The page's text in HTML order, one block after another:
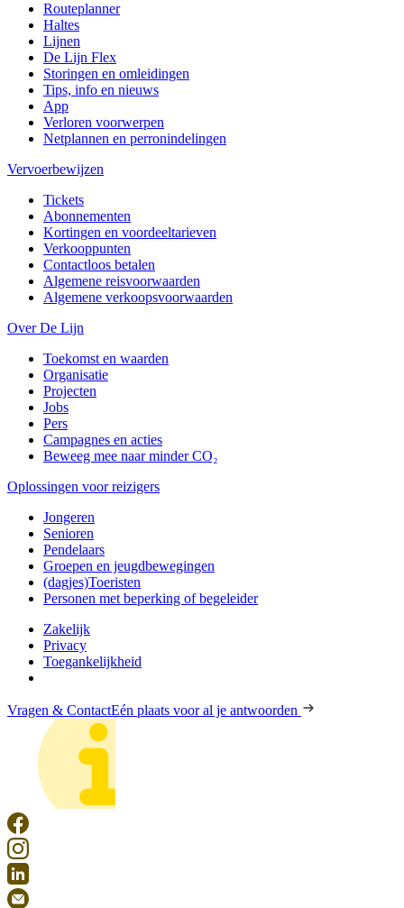
Routeplanner
Haltes
Lijnen
De Lijn Flex
Storingen en omleidingen
Tips, info en nieuws
App
Verloren voorwerpen
Netplannen en perronindelingen
Vervoerbewijzen
Tickets
Abonnementen
Kortingen en voordeeltarieven
Verkooppunten
Contactloos betalen
Algemene reisvoorwaarden
Algemene verkoopsvoorwaarden
Over De Lijn
Toekomst en waarden
Organisatie
Projecten
Jobs
Pers
Campagnes en acties
Beweeg mee naar minder CO₂
Oplossingen voor reizigers
Jongeren
Senioren
Pendelaars
Groepen en jeugdbewegingen
(dagjes)Toeristen
Personen met beperking of begeleider
Zakelijk
Privacy
Toegankelijkheid
Vragen & ContactEén plaats voor al je antwoorden